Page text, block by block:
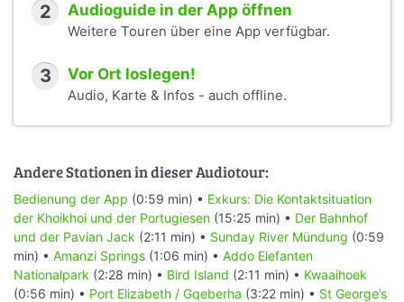
2 Audioguide in der App öffnen
Weitere Touren über eine App verfügbar.
3 Vor Ort loslegen!
Audio, Karte & Infos - auch offline.
Andere Stationen in dieser Audiotour:
Bedienung der App (0:59 min) • Exkurs: Die Kontaktsituation
der Khoikhoi und der Portugiesen (15:25 min) • Der Bahnhof
und der Pavian Jack (2:11 min) • Sunday River Mündung (0:59
min) • Amanzi Springs (1:06 min) • Addo Elefanten
Nationalpark (2:28 min) • Bird Island (2:11 min) • Kwaaihoek
(0:56 min) • Port Elizabeth / Gqeberha (3:22 min) • St George’s